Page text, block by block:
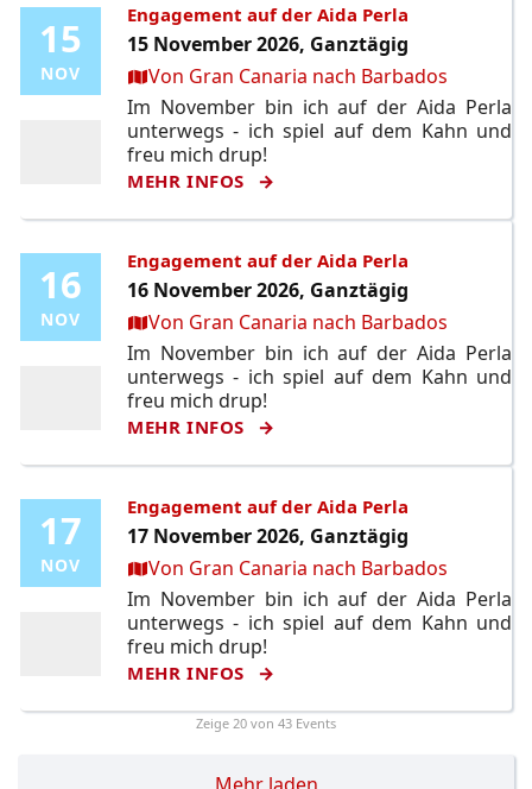
15
NOV
15
NOV
Engagement auf der Aida Perla
15 November 2026, Ganztägig
Ort:Von Gran Canaria nach Barbados
Im November bin ich auf der Aida Perla
unterwegs - ich spiel auf dem Kahn und
freu mich drup!
MEHR INFOS
16
NOV
16
NOV
Engagement auf der Aida Perla
16 November 2026, Ganztägig
Ort:Von Gran Canaria nach Barbados
Im November bin ich auf der Aida Perla
unterwegs - ich spiel auf dem Kahn und
freu mich drup!
MEHR INFOS
17
NOV
17
NOV
Engagement auf der Aida Perla
17 November 2026, Ganztägig
Ort:Von Gran Canaria nach Barbados
Im November bin ich auf der Aida Perla
unterwegs - ich spiel auf dem Kahn und
freu mich drup!
MEHR INFOS
Zeige 20 von 43 Events